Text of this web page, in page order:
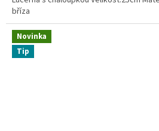
5
hvězdiček.
bříza
Novinka
Tip